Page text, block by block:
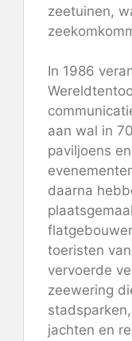
zeetuinen,
In 1986
aan wal in
paviljoens
daarna
toeristen
vervoerde
zeewering
jachten en